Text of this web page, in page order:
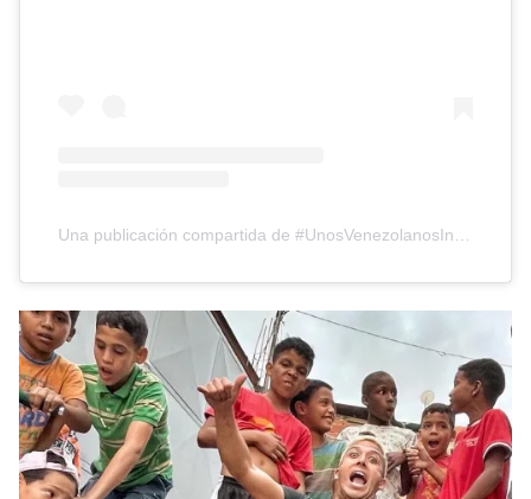
Una publicación compartida de #UnosVenezolanosInc (@unosvenezolanos)